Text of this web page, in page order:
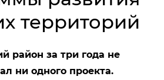
территорий
район за три года не
ни одного проекта.